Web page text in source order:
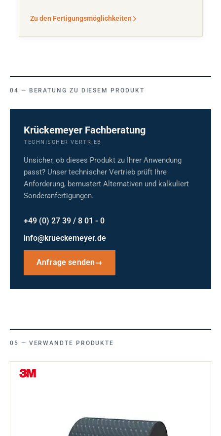
Zu den Fertigungsmöglichkeiten
BERATUNG ZU DIESEM PRODUKT
Krückemeyer Fachberatung
TECHNISCHER VERTRIEB
Unsicher, ob dieses Produkt zu Ihrer Anwendung
passt? Unser technischer Vertrieb prüft Ihre
Anforderung, bemustert Alternativen und kalkuliert
Sonderanfertigungen.
+49 (0) 27 39 / 8 01 - 0
info@krueckemeyer.de
Anfrage senden→
VERWANDTE PRODUKTE